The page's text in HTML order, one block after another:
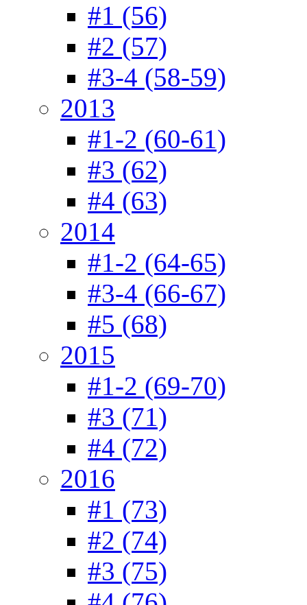
#1 (56)
#2 (57)
#3-4 (58-59)
2013
#1-2 (60-61)
#3 (62)
#4 (63)
2014
#1-2 (64-65)
#3-4 (66-67)
#5 (68)
2015
#1-2 (69-70)
#3 (71)
#4 (72)
2016
#1 (73)
#2 (74)
#3 (75)